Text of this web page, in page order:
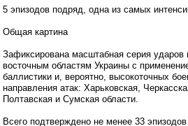
5 эпизодов подряд, одна из самых
Общая картина
Зафиксирована масштабная серия ударов
восточным областям Украины с
баллистики и, вероятно, высокоточных
направления атак: Харьковская,
Полтавская и Сумская области.
Всего подтверждено не менее 33